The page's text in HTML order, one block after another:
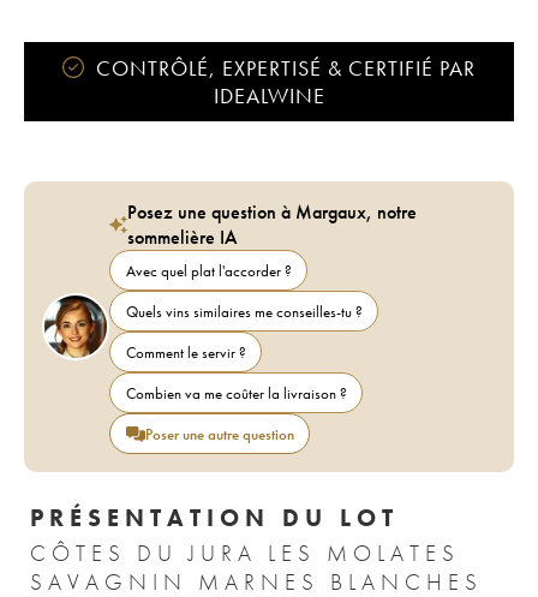
CONTRÔLÉ, EXPERTISÉ & CERTIFIÉ PAR
IDEALWINE
Posez une question à Margaux, notre
sommelière IA
Avec quel plat l'accorder ?
Quels vins similaires me conseilles-tu ?
Comment le servir ?
Combien va me coûter la livraison ?
Poser une autre question
PRÉSENTATION DU LOT
CÔTES DU JURA LES MOLATES
SAVAGNIN MARNES BLANCHES